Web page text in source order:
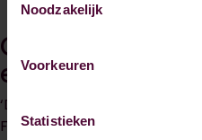
Noodzakelijk
Voorkeuren
Statistieken
Goede balans
en nieuw
‘De Master in Controlling
Finance Academy van